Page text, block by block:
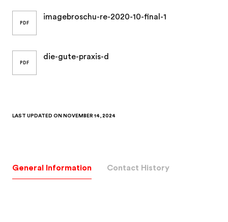
General Information Contact History
PDF
imagebroschu-re-2020-10-final-1
PDF
die-gute-praxis-d
LAST UPDATED ON NOVEMBER 14, 2024